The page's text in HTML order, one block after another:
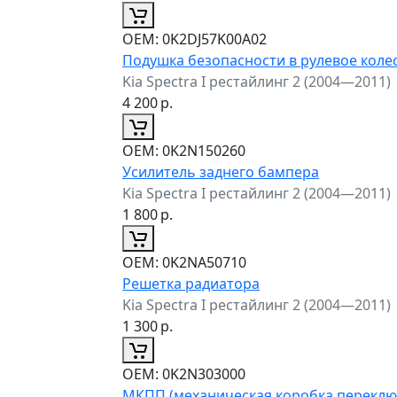
ОЕМ: 0K2DJ57K00A02
Подушка безопасности в рулевое
Kia Spectra I рестайлинг 2 (2004—2011)
4 200р.
ОЕМ: 0K2N150260
Усилитель заднего бампера
Kia Spectra I рестайлинг 2 (2004—2011)
1 800р.
ОЕМ: 0K2NA50710
Решетка радиатора
Kia Spectra I рестайлинг 2 (2004—2011)
1 300р.
ОЕМ: 0K2N303000